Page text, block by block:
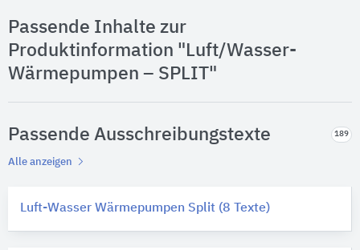
Passende Inhalte zur
Produktinformation "Luft/Wasser-
Wärmepumpen – SPLIT"
Passende Ausschreibungstexte 189
Alle anzeigen
Luft-Wasser Wärmepumpen Split (8 Texte)